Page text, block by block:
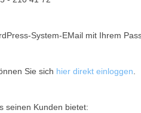
System-EMail mit Ihrem
Sie sich hier direkt einloggen
seinen Kunden bietet: